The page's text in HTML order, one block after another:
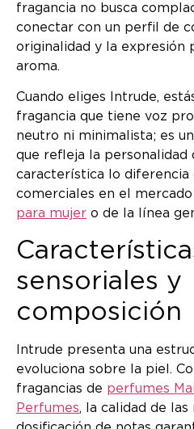
fragancia no busca
conectar con un perfil de
originalidad y la expresión
aroma.
Cuando eliges Intrude,
fragancia que tiene voz
neutro ni minimalista; es
que refleja la personalidad
característica lo diferencia
comerciales en el mercado
para mujer o de la línea
sensoriales y
composición
Intrude presenta una
evoluciona sobre la piel.
fragancias de perfumes
Perfumes, la calidad de